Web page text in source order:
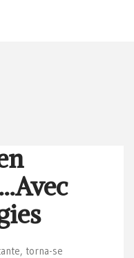
torna-se